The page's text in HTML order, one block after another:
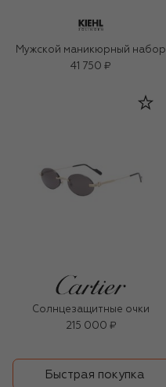
Мужской маникюрный набор
41 750 ₽
Солнцезащитные очки
215 000 ₽
Быстрая покупка